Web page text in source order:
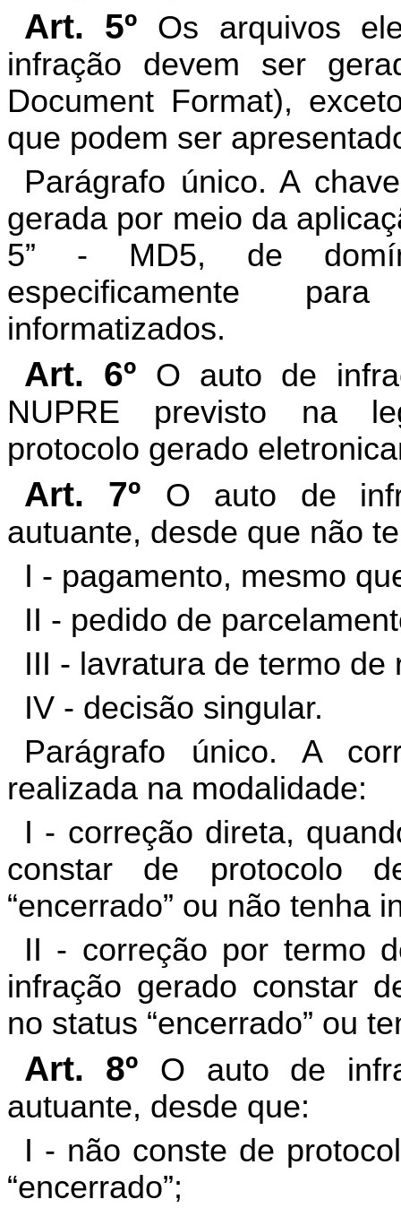
Art. 5º Os arquivos
infração devem ser
Document Format),
que podem ser
Parágrafo único. A
gerada por meio da
5” - MD5, de
especificamente
informatizados.
Art. 6º O auto de
NUPRE previsto na
protocolo gerado
Art. 7º O auto de
autuante, desde que não
I - pagamento, mesmo
II - pedido de
III - lavratura de termo
IV - decisão singular.
Parágrafo único. A
realizada na modalidade:
I - correção direta,
constar de protocolo
“encerrado” ou não tenha
II - correção por termo
infração gerado constar
no status “encerrado” ou
Art. 8º O auto de
autuante, desde que:
I - não conste de
“encerrado”;